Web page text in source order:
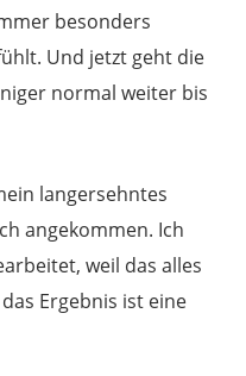
besonders
Und jetzt geht die
normal weiter bis
langersehntes
angekommen. Ich
weil das alles
Ergebnis ist eine